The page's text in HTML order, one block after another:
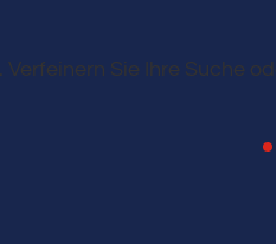
Sie Ihre Suche